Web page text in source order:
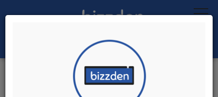
Ara:
Oto Lastik
İlk 1 Firmadan Teklif İste